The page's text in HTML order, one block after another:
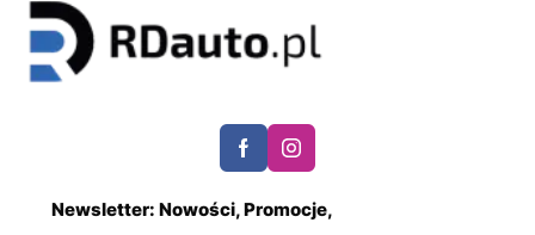
Newsletter: Nowości, Promocje,